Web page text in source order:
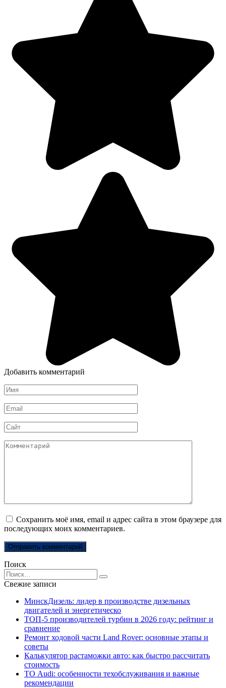
Добавить комментарий
Имя
*
Email
*
Сайт
Комментарий
Сохранить моё имя, email и адрес сайта в этом браузере для
последующих моих комментариев.
Поиск
Search
for:
Свежие записи
МинскДизель: лидер в производстве дизельных
двигателей и энергетическо
ТОП-5 производителей турбин в 2026 году: рейтинг и
сравнение
Ремонт ходовой части Land Rover: основные этапы и
советы
Калькулятор растаможки авто: как быстро рассчитать
стоимость
ТО Audi: особенности техобслуживания и важные
рекомендации